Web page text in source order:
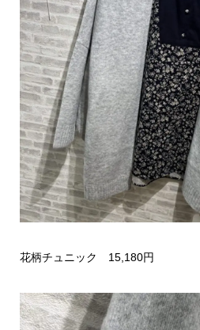
花柄チュニック 15,180円